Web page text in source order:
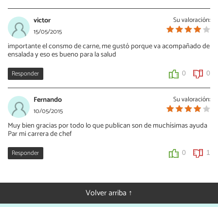
10/11/2015
Hola Angelo, el postre depende de lo goloso que sean los
invitados! Al tratarse de carne, te recomendaría un postre con
algo de cítricos para ayudar a la digestión. De todas formas ten
en cuenta el clima, así podrás variar entre postres fríos o algo de
combina muy bien http://www.recetasgratis.net/receta-de-flan-
de-naranja-55675.html
0 0
Su valoración:
victor
15/05/2015
importante el consmo de carne, me gustó porque va acompañado de
ensalada y eso es bueno para la salud
Responder 0 0
Su valoración:
Fernando
10/05/2015
Muy bien gracias por todo lo que publican son de muchísimas ayuda
Par mi carrera de chef
Responder 0 1
Volver arriba ↑